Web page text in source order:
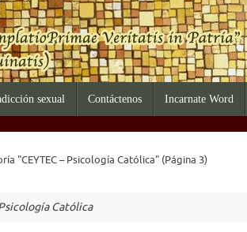
sexual Contáctenos Incarnate Word
"CEYTEC – Psicología Católica" (Página 3)
Católica